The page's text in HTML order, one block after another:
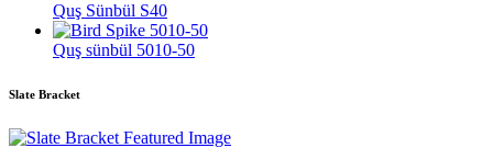
Quş Sünbül S40
Quş sünbül 5010-50
Slate Bracket